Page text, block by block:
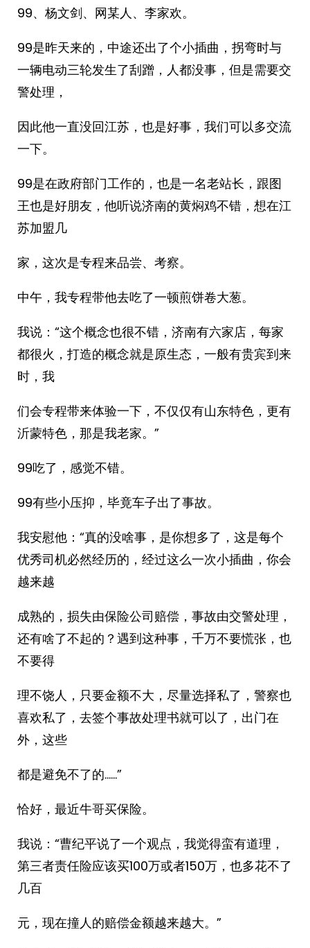
99、杨文剑、网某人、李家欢。
99是昨天来的，中途还出了个小插曲，拐弯时与
一辆电动三轮发生了刮蹭，人都没事，但是需要交
警处理，
因此他一直没回江苏，也是好事，我们可以多交流
一下。
99是在政府部门工作的，也是一名老站长，跟图
王也是好朋友，他听说济南的黄焖鸡不错，想在江
苏加盟几
家，这次是专程来品尝、考察。
中午，我专程带他去吃了一顿煎饼卷大葱。
我说：“这个概念也很不错，济南有六家店，每家
都很火，打造的概念就是原生态，一般有贵宾到来
时，我
们会专程带来体验一下，不仅仅有山东特色，更有
沂蒙特色，那是我老家。”
99吃了，感觉不错。
99有些小压抑，毕竟车子出了事故。
我安慰他：“真的没啥事，是你想多了，这是每个
优秀司机必然经历的，经过这么一次小插曲，你会
越来越
成熟的，损失由保险公司赔偿，事故由交警处理，
还有啥了不起的？遇到这种事，千万不要慌张，也
不要得
理不饶人，只要金额不大，尽量选择私了，警察也
喜欢私了，去签个事故处理书就可以了，出门在
外，这些
都是避免不了的……”
恰好，最近牛哥买保险。
我说：“曹纪平说了一个观点，我觉得蛮有道理，
第三者责任险应该买100万或者150万，也多花不了
几百
元，现在撞人的赔偿金额越来越大。”